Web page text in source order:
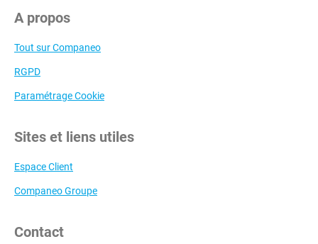
A propos
Tout sur Companeo
RGPD
Paramétrage Cookie
Sites et liens utiles
Espace Client
Companeo Groupe
Contact